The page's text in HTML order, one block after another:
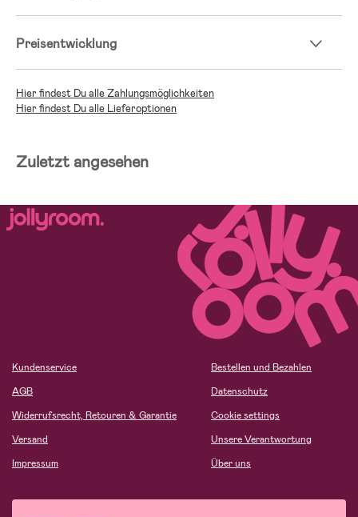
Preisentwicklung
Hier findest Du alle Zahlungsmöglichkeiten
Hier findest Du alle Lieferoptionen
Zuletzt angesehen
Kundenservice
AGB
Widerrufsrecht, Retouren & Garantie
Versand
Impressum
Bestellen und Bezahlen
Datenschutz
Cookie settings
Unsere Verantwortung
Über uns